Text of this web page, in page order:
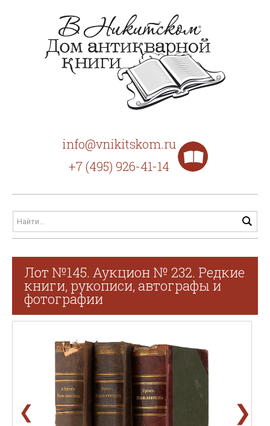
info@vnikitskom.ru
+7 (495) 926-41-14
Лот №145. Аукцион № 232. Редкие
книги, рукописи, автографы и
фотографии
❮ ❯